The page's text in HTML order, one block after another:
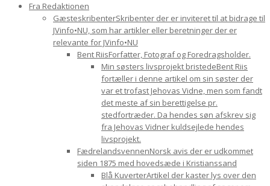
Fra Redaktionen
GæsteskribenterSkribenter der er inviteret til at bidrage til
JVinfo•NU, som har artikler eller beretninger der er
relevante for JVinfo•NU
Bent RiisForfatter, Fotograf og Foredragsholder.
Min søsters livsprojekt bristedeBent Riis
fortæller i denne artikel om sin søster der
var et trofast Jehovas Vidne, men som fandt
det meste af sin berettigelse pr.
stedfortræder. Da hendes søn afskrev sig
fra Jehovas Vidner kuldsejlede hendes
livsprojekt.
FædrelandsvennenNorsk avis der er udkommet
siden 1875 med hovedsæde i Kristianssand
Blå KuverterArtikel der kaster lys over den